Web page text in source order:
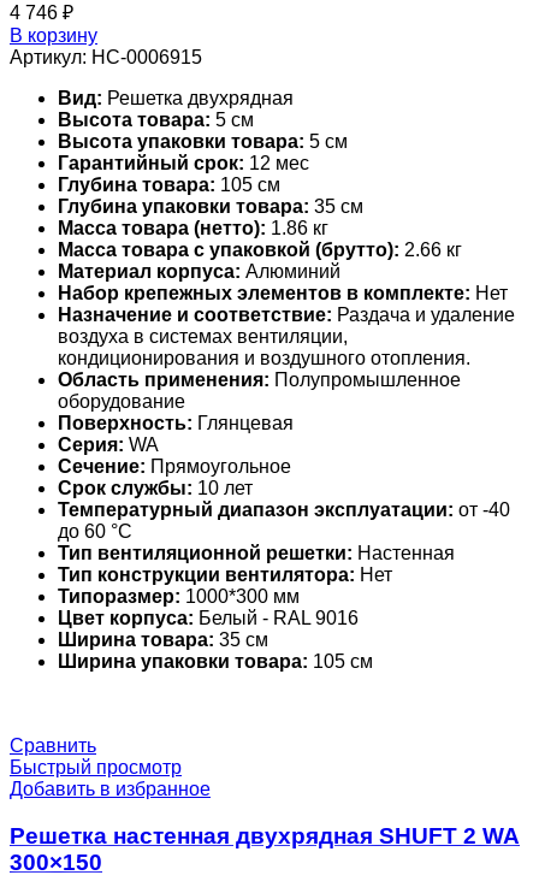
4 746 ₽
В корзину
Артикул: НС-0006915
Вид: Решетка двухрядная
Высота товара: 5 см
Высота упаковки товара: 5 см
Гарантийный срок: 12 мес
Глубина товара: 105 см
Глубина упаковки товара: 35 см
Масса товара (нетто): 1.86 кг
Масса товара с упаковкой (брутто): 2.66 кг
Материал корпуса: Алюминий
Набор крепежных элементов в комплекте: Нет
Назначение и соответствие: Раздача и удаление
воздуха в системах вентиляции,
кондиционирования и воздушного отопления.
Область применения: Полупромышленное
оборудование
Поверхность: Глянцевая
Серия: WA
Сечение: Прямоугольное
Срок службы: 10 лет
Температурный диапазон эксплуатации: от -40
до 60 °С
Тип вентиляционной решетки: Настенная
Тип конструкции вентилятора: Нет
Типоразмер: 1000*300 мм
Цвет корпуса: Белый - RAL 9016
Ширина товара: 35 см
Ширина упаковки товара: 105 см
Сравнить
Быстрый просмотр
Добавить в избранное
Решетка настенная двухрядная SHUFT 2 WA
300×150